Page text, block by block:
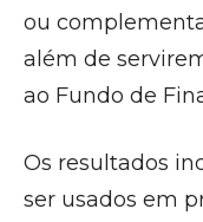
ou
além de
ao Fundo de
Os resultados
ser usados em